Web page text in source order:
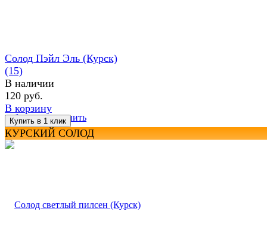
избранное сравнить
Солод Пэйл Эль (Курск)
(15)
В наличии
120 руб.
В корзину
КУРСКИЙ СОЛОД